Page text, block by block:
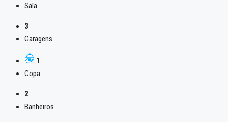
Sala
3
Garagens
1
Copa
2
Banheiros